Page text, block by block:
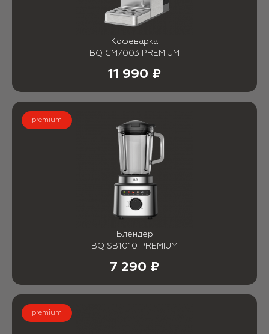
Кофеварка
BQ CM7003 PREMIUM
11 990 ₽
premium
Блендер
BQ SB1010 PREMIUM
7 290 ₽
premium